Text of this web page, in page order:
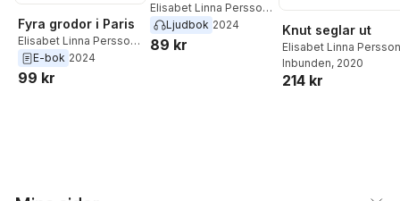
Fyra grodor i Paris
Elisabet Linna Persson ,
Anki Edlund,Anne-Li
Engström
E-bok 2024
99 kr
Elisabet Linna Persson ,
Anki Edlund ,Anne-Li
Engström
Ljudbok 2024
89 kr
Knut seglar ut
Elisabet Linna Persson
Inbunden, 2020
214 kr